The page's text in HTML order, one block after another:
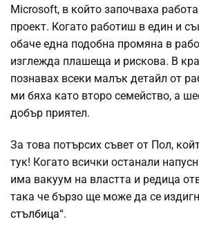
Мicrosoft, в който започваха
проект. Когато работиш в един и
обаче една подобна промяна в
изглежда плашеща и рискова. В
познавах всеки малък детайл от
ми бяха като второ семейство, а
добър приятел.
За това потърсих съвет от Пол,
тук! Когато всички останали
има вакуум на властта и редица
така че бързо ще може да се
стълбица“.